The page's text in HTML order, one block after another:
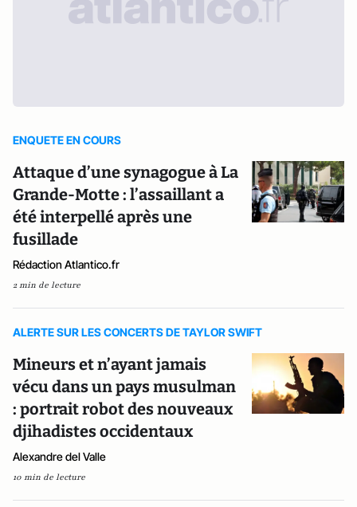
ENQUETE EN COURS
Attaque d’une synagogue à La
Grande-Motte : l’assaillant a
été interpellé après une
fusillade
Rédaction Atlantico.fr
2 min de lecture
ALERTE SUR LES CONCERTS DE TAYLOR SWIFT
Mineurs et n’ayant jamais
vécu dans un pays musulman
: portrait robot des nouveaux
djihadistes occidentaux
Alexandre del Valle
10 min de lecture